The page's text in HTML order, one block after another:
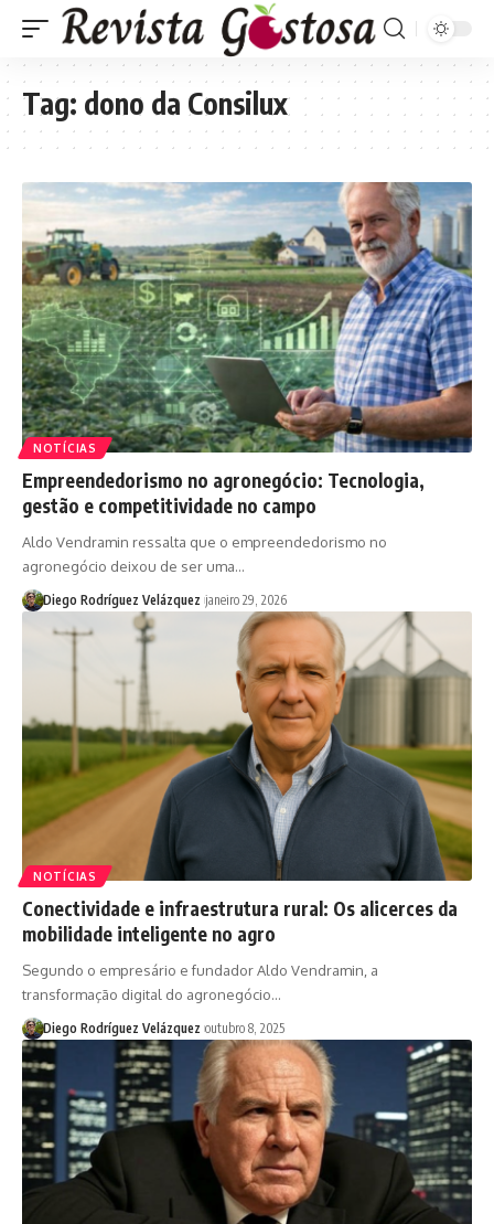
Tag: dono da Consilux
NOTÍCIAS
Empreendedorismo no agronegócio: Tecnologia,
gestão e competitividade no campo
Aldo Vendramin ressalta que o empreendedorismo no
agronegócio deixou de ser uma…
Diego Rodríguez Velázquez janeiro 29, 2026
NOTÍCIAS
Conectividade e infraestrutura rural: Os alicerces da
mobilidade inteligente no agro
Segundo o empresário e fundador Aldo Vendramin, a
transformação digital do agronegócio…
Diego Rodríguez Velázquez outubro 8, 2025